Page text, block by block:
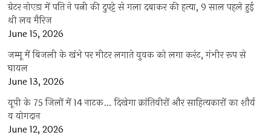
ग्रेटर नोएडा में पति ने पत्नी की दुपट्टे से गला दबाकर की हत्या, 9 साल पहले हुई
थी लव मैरिज
June 15, 2026
जम्मू में बिजली के खंभे पर मीटर लगाते युवक को लगा करंट, गंभीर रूप से
घायल
June 13, 2026
यूपी के 75 जिलों में 14 नाटक… दिखेगा क्रांतिवीरों और साहित्यकारों का शौर्य
व योगदान
June 12, 2026